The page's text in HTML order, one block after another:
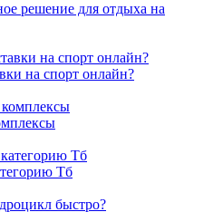
решение для отдыха на
на спорт онлайн?
Тб